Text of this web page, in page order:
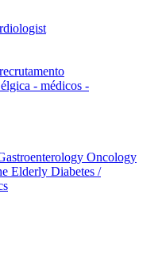
- médicos -
Oncology
Elderly Diabetes /